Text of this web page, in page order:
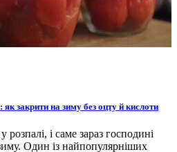
закрити на зиму без оцту й кислоти
і саме зараз господині
Один із найпопулярніших